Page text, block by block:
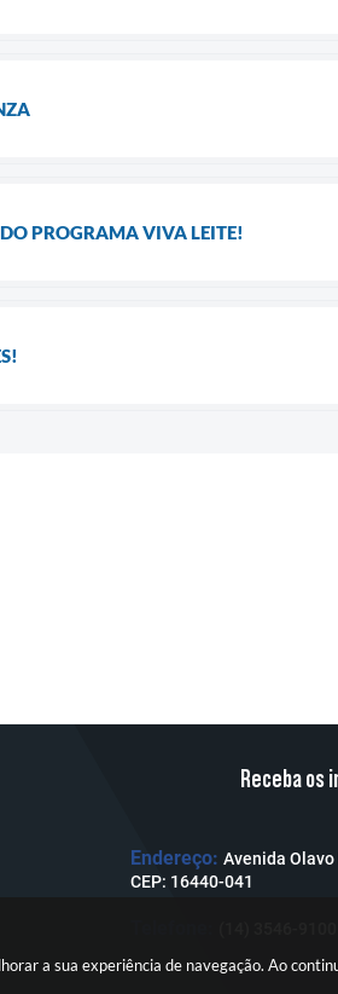
a sua experiência de navegação. Ao
PROGRAMA VIVA LEITE!
Receba os
Endereço: Avenida Olavo
CEP: 16440-041